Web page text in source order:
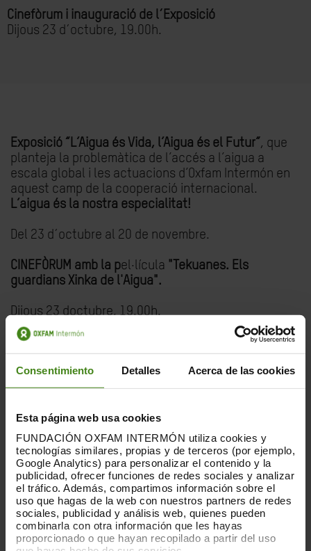
Consentimiento Detalles Acerca de las cookies
Esta página web usa cookies
FUNDACIÓN OXFAM INTERMÓN utiliza cookies y
tecnologías similares, propias y de terceros (por ejemplo,
Google Analytics) para personalizar el contenido y la
publicidad, ofrecer funciones de redes sociales y analizar
el tráfico. Además, compartimos información sobre el
uso que hagas de la web con nuestros partners de redes
sociales, publicidad y análisis web, quienes pueden
combinarla con otra información que les hayas
proporcionado o que hayan recopilado a partir del uso
Cinefòrum i inauguració de l´Exposició
Dijous 23 d´octubre, 19.00h.
Exposició “L’Aigua és Vida, l’Aigua és el Futur”, que
planteja la problemàtica de l’accés a l’aigua a
escala global i les actuacions d’Oxfam Intermón en
aquest camp de la cooperació internacional.
L’aigua és la nostra especialitat!
Del 23 d´octubre al 20 de novembre.
CINEFÒRUM amb la pel·lícula "Tekuanes. Els
guardians Xinka de l'Aigua".
Dijous 23 doctubre, 19.00h.
Es projectarà el documental Tekuanes, guardians
Xinka de l'aigua, pel·lícula de 52' produïa per la
Caravana Mesoamericana de l'Aigua amb el suport